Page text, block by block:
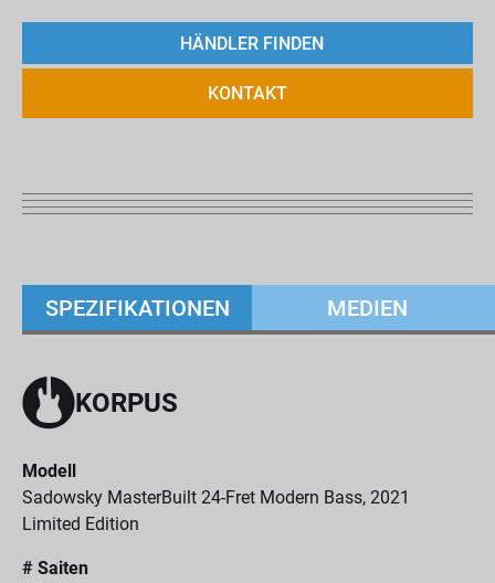
HÄNDLER FINDEN
KONTAKT
SPEZIFIKATIONEN MEDIEN
KORPUS
Modell
Sadowsky MasterBuilt 24-Fret Modern Bass, 2021
Limited Edition
# Saiten